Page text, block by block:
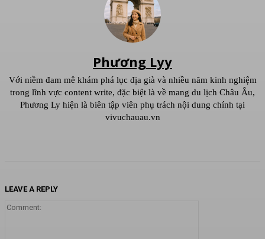
Phương Lyy
Với niềm đam mê khám phá lục địa già và nhiều năm kinh nghiệm
trong lĩnh vực content write, đặc biệt là về mang du lịch Châu Âu,
Phương Ly hiện là biên tập viên phụ trách nội dung chính tại
vivuchauau.vn
LEAVE A REPLY